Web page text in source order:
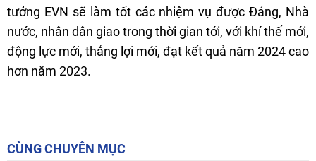
tưởng EVN sẽ làm tốt các nhiệm vụ được Đảng, Nhà
nước, nhân dân giao trong thời gian tới, với khí thế mới,
động lực mới, thắng lợi mới, đạt kết quả năm 2024 cao
hơn năm 2023.
CÙNG CHUYÊN MỤC